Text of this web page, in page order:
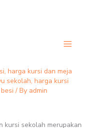
, harga kursi dan meja
sekolah, harga kursi
/ By admin
kursi sekolah merupakan